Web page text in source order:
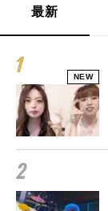
最新
NEW